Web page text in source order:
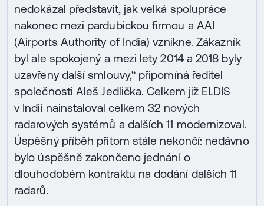
nedokázal představit, jak velká spolupráce
nakonec mezi pardubickou firmou a AAI
(Airports Authority of India) vznikne. Zákazník
byl ale spokojený a mezi lety 2014 a 2018 byly
uzavřeny další smlouvy,“ připomíná ředitel
společnosti Aleš Jedlička. Celkem již ELDIS
v Indii nainstaloval celkem 32 nových
radarových systémů a dalších 11 modernizoval.
Úspěšný příběh přitom stále nekončí: nedávno
bylo úspěšně zakončeno jednání o
dlouhodobém kontraktu na dodání dalších 11
radarů.